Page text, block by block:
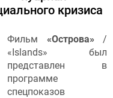
кризиса
Фильм «Острова» /
«Islands» был
представлен в
программе
спецпоказов